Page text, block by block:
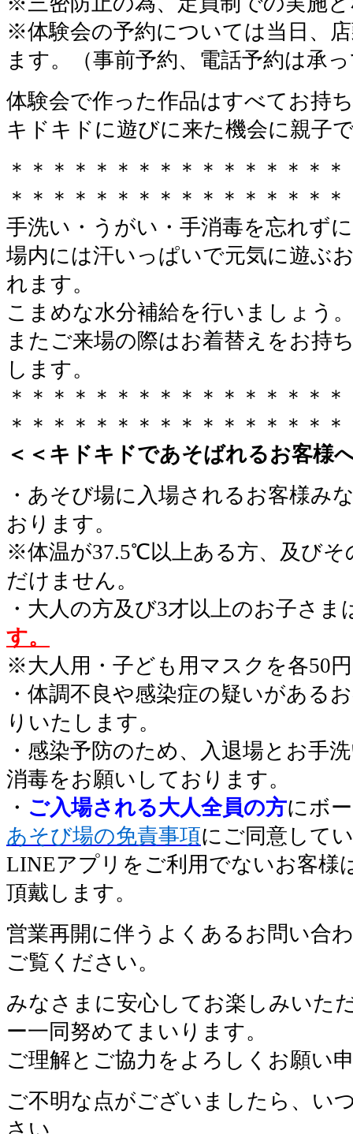
※体験会の予約については当日、
ます。（事前予約、電話予約は承
体験会で作った作品はすべてお持
キドキドに遊びに来た機会に親子
＊＊＊＊＊＊＊＊＊＊＊＊＊＊＊
＊＊＊＊＊＊＊＊＊＊＊＊＊＊＊＊
手洗い・うがい・手消毒を忘れず
場内には汗いっぱいで元気に遊ぶ
れます。
こまめな水分補給を行いましょう
またご来場の際はお着替えをお持
します。
＊＊＊＊＊＊＊＊＊＊＊＊＊＊＊
＊＊＊＊＊＊＊＊＊＊＊＊＊＊＊＊
＜＜キドキドであそばれるお客様
・あそび場に入場されるお客様み
おります。
※体温が37.5℃以上ある方、及びそ
だけません。
・大人の方及び3才以上のお子さま
す。
※大人用・子ども用マスクを各50
・体調不良や感染症の疑いがある
りいたします。
・感染予防のため、入退場とお手
消毒をお願いしております。
・ ご入場される大人全員の方にボ
あそび場の免責事項にご同意して
LINEアプリをご利用でないお客様
頂戴します。
営業再開に伴うよくあるお問い合
ご覧ください。
みなさまに安心してお楽しみいた
ー一同努めてまいります。
ご理解とご協力をよろしくお願い
ご不明な点がございましたら、い
さい。